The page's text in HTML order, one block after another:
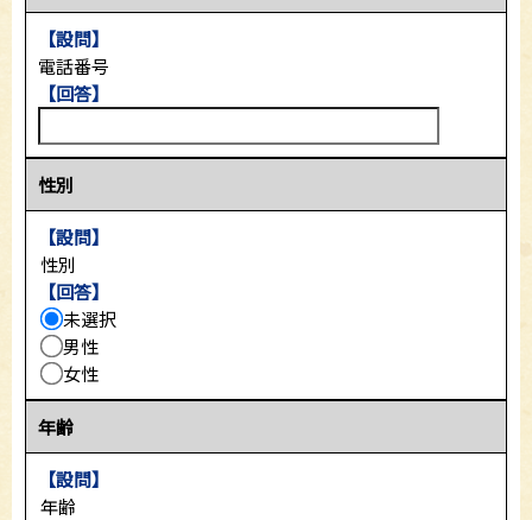
【設問】
電話番号
【回答】
性別
【設問】
性別
【回答】
未選択
男性
女性
年齢
【設問】
年齢